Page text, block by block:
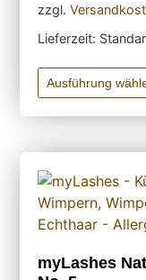
zzgl.
Lieferzeit:
Ausführung
myLashes